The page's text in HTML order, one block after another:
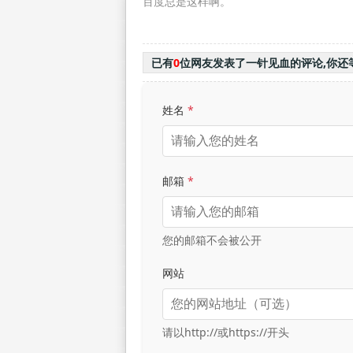
已有0位网友发表了一针见血的评论,你还
姓名 *
邮箱 *
您的邮箱不会被公开
网站
请以http://或https://开头